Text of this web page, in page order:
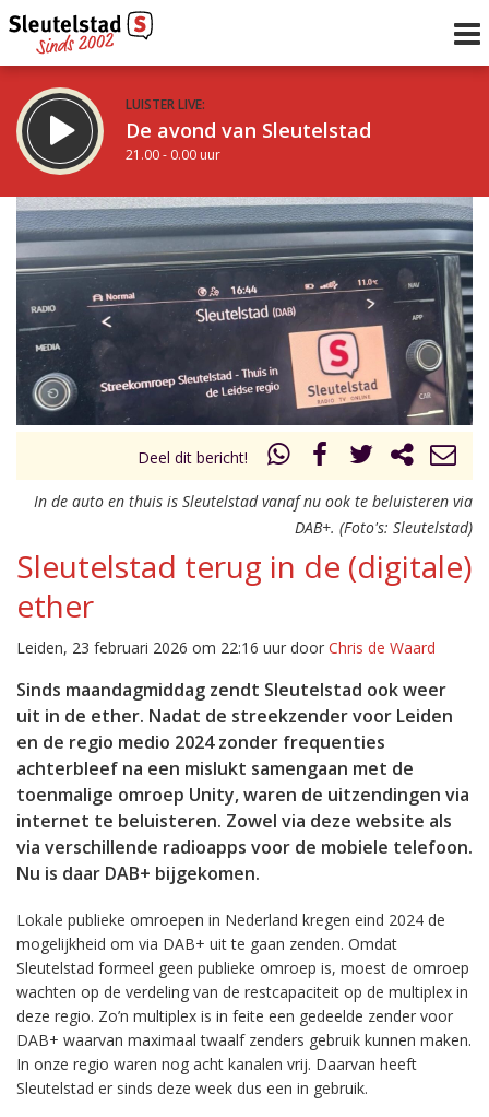
LUISTER LIVE:
De avond van Sleutelstad
21.00 - 0.00 uur
STRAKS:
De nacht van Sleutelstad
0.00 - 6.00 uur
Vorig uur
uur 1 van 0 Volgend uur
Deel dit bericht!
In de auto en thuis is Sleutelstad vanaf nu ook te beluisteren via
DAB+. (Foto's: Sleutelstad)
Sleutelstad terug in de (digitale)
ether
Leiden, 23 februari 2026 om 22:16 uur door Chris de Waard
Sinds maandagmiddag zendt Sleutelstad ook weer
uit in de ether. Nadat de streekzender voor Leiden
en de regio medio 2024 zonder frequenties
achterbleef na een mislukt samengaan met de
toenmalige omroep Unity, waren de uitzendingen via
internet te beluisteren. Zowel via deze website als
via verschillende radioapps voor de mobiele telefoon.
Nu is daar DAB+ bijgekomen.
Lokale publieke omroepen in Nederland kregen eind 2024 de
mogelijkheid om via DAB+ uit te gaan zenden. Omdat
Sleutelstad formeel geen publieke omroep is, moest de omroep
wachten op de verdeling van de restcapaciteit op de multiplex in
deze regio. Zo’n multiplex is in feite een gedeelde zender voor
DAB+ waarvan maximaal twaalf zenders gebruik kunnen maken.
In onze regio waren nog acht kanalen vrij. Daarvan heeft
Sleutelstad er sinds deze week dus een in gebruik.